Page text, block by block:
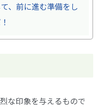
、前に進む準備をし
な印象を与えるもので